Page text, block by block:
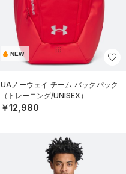
NEW
UAノーウェイ チーム バックパック
（トレーニング/UNISEX）
￥12,980